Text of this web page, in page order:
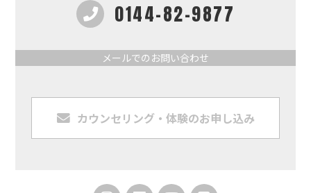
0144-82-9877
メールでのお問い合わせ
カウンセリング・体験のお申し込み